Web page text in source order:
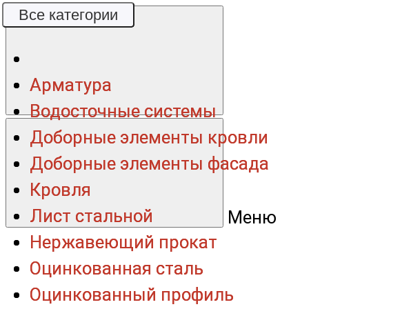
Меню
Все категории
Арматура
Водосточные системы
Доборные элементы кровли
Доборные элементы фасада
Кровля
Лист стальной
Нержавеющий прокат
Оцинкованная сталь
Оцинкованный профиль
Все категории
Арматура
Водосточные системы
Доборные элементы кровли
Доборные элементы фасада
Кровля
Лист стальной
Нержавеющий прокат
Оцинкованная сталь
Оцинкованный профиль